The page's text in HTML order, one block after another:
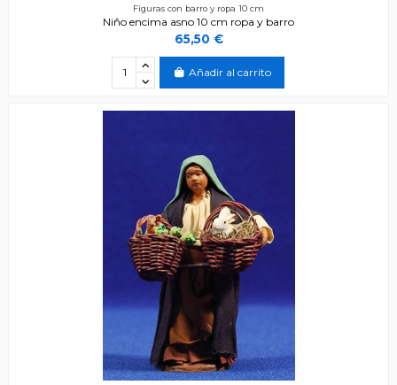
Figuras con barro y ropa 10 cm
Niño encima asno 10 cm ropa y barro
65,50 €
Añadir al carrito